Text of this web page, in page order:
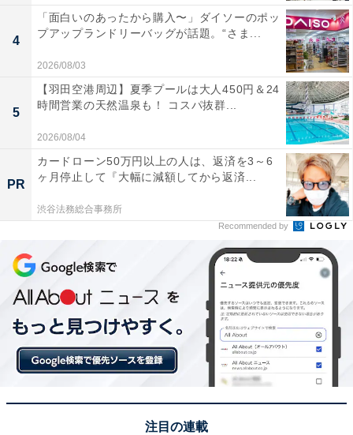
で、メリハリのあるシルエット。フロントをインした
り、あえて大きめサイズを選んで袖を少しロールアップ
すると、よりふんわり感が増して可愛い！ 定番のスウェ
ットより女性らしく着こなせるのがこのモックネックス
ウェットです。
部屋着感の出ないオシャレなスウェットは着心地もよ
く、重宝すること間違いなし。着丈が短めでどんなボト
ムスともバランスが取りやすいので、着回しも効きま
す。気の利いたデザインながら990円というプチプラさ
4
「面白いのあったから購入〜」ダイソーのポッ
プアップランドリーバッグが話題。“さま...
2026/08/03
5
【羽田空港周辺】夏季プールは大人450円＆24
時間営業の天然温泉も！ コスパ抜群...
2026/08/04
PR
カードローン50万円以上の人は、返済を3～6
ヶ月停止して『大幅に減額してから返済...
渋谷法務総合事務所
Recommended by
注目の連載